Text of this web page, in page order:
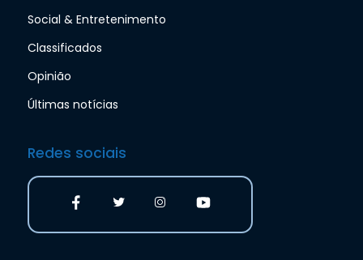
Social & Entretenimento
Classificados
Opinião
Últimas notícias
Redes sociais